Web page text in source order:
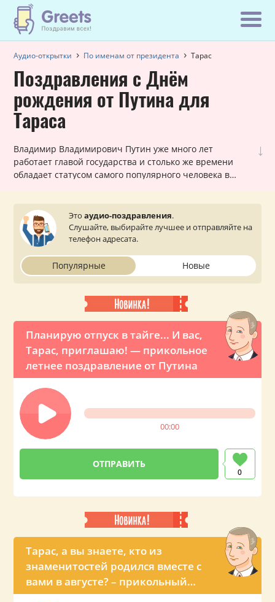
Аудио-открытки По именам от президента Тарас
Поздравления с Днём
рождения от Путина для
Тараса
↓
Владимир Владимирович Путин уже много лет
работает главой государства и столько же времени
обладает статусом самого популярного человека в
всегда в топе самых заказываемых именных
поздравлений. Они всегда уникальны для каждого
мужчины и оставляют очень приятное впечатление.
статус (по желанию) и звонок от президента поступит
на телефон вашему близкому или знакомому Тарасу.
Этоаудио-поздравления.
Слушайте, выбирайте лучшее и отправляйте на
телефон адресата.
Популярные Новые
Планирую отпуск в тайге... И вас,
Тарас, приглашаю! — прикольное
летнее поздравление от Путина
00:00
0
Тарас, а вы знаете, кто из
знаменитостей родился вместе с
вами в августе? – прикольный
звонок с именным поздравлением